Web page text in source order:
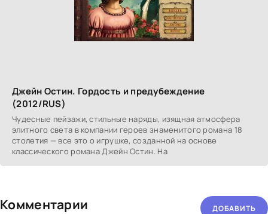
Джейн Остин. Гордость и предубеждение
(2012/RUS)
Чудесные пейзажи, стильные наряды, изящная атмосфера
элитного света в компании героев знаменитого романа 18
столетия — все это о игрушке, созданной на основе
классического романа Джейн Остин. На
Комментарии ДОБАВИТЬ